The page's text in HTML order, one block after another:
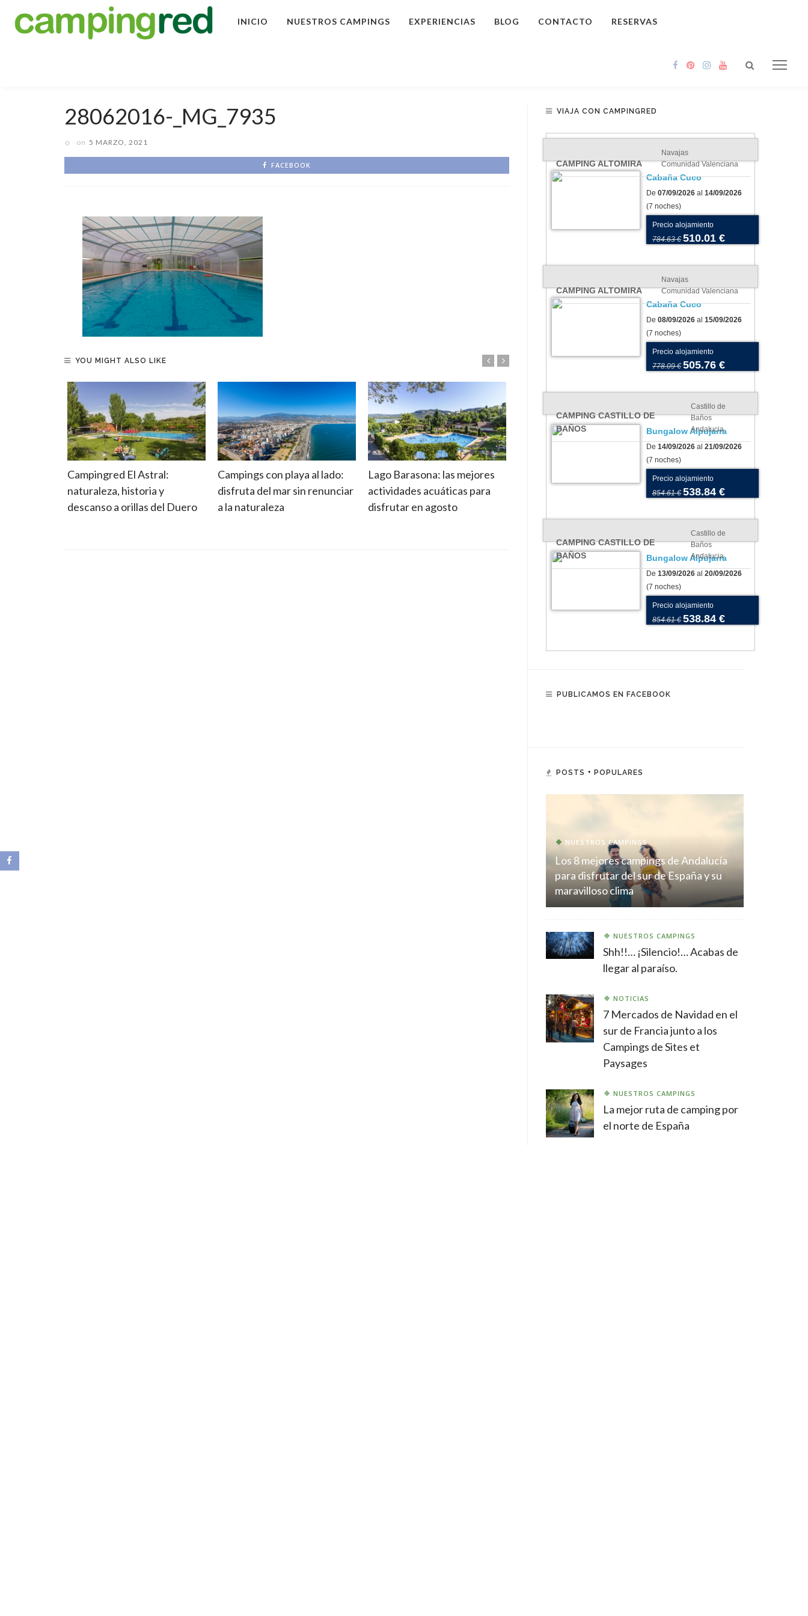
INICIO NUESTROS CAMPINGS EXPERIENCIAS BLOG CONTACTO RESERVAS
28062016-_MG_7935
on 5 MARZO, 2021
FACEBOOK
YOU MIGHT ALSO LIKE
Campingred El Astral:
naturaleza, historia y
descanso a orillas del Duero
Campings con playa al lado:
disfruta del mar sin renunciar
a la naturaleza
Lago Barasona: las mejores
actividades acuáticas para
disfrutar en agosto
vacaciones inolvidables
Suelos para tu tienda o
caravana: cómo elegir el más
VIAJA CON CAMPINGRED
CAMPING ALTOMIRA
Navajas
Comunidad Valenciana
Cabaña Cuco
De 07/09/2026 al 14/09/2026
(7 noches)
Precio alojamiento
784.63 € 510.01 €
CAMPING ALTOMIRA
Navajas
Comunidad Valenciana
Cabaña Cuco
De 08/09/2026 al 15/09/2026
(7 noches)
Precio alojamiento
778.09 € 505.76 €
CAMPING CASTILLO DE
BAÑOS
Castillo de
Baños
Andalucia
Bungalow Alpujarra
De 14/09/2026 al 21/09/2026
(7 noches)
Precio alojamiento
854.61 € 538.84 €
CAMPING CASTILLO DE
BAÑOS
Castillo de
Baños
Andalucia
Bungalow Alpujarra
De 13/09/2026 al 20/09/2026
(7 noches)
Precio alojamiento
854.61 € 538.84 €
PUBLICAMOS EN FACEBOOK
POSTS + POPULARES
NUESTROS CAMPINGS
Los 8 mejores campings de Andalucía
para disfrutar del sur de España y su
maravilloso clima
NUESTROS CAMPINGS
Shh!!… ¡Silencio!… Acabas de
llegar al paraíso.
NOTICIAS
7 Mercados de Navidad en el
sur de Francia junto a los
Campings de Sites et
Paysages
NUESTROS CAMPINGS
La mejor ruta de camping por
el norte de España